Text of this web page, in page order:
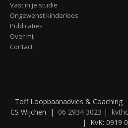
Vast in je studie
Ongewenst kinderloos
Publicaties
Over mij
Contact
Toff Loopbaanadvies &
CS Wijchen | 06 2934 3023 |
| KvK: 0919